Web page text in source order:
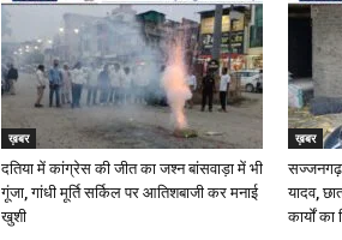
ख़बर
दतिया में कांग्रेस की जीत का जश्न बांसवाड़ा में भी
गूंजा, गांधी मूर्ति सर्किल पर आतिशबाजी कर मनाई
खुशी
ख़बर
सज्जनगढ़
यादव,
कार्यों का